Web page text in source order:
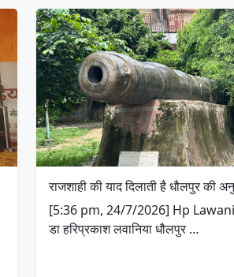
राजशाही की याद दिलाती है धौलपुर की
[5:36 pm, 24/7/2026] Hp
डा हरिप्रकाश लवानिया धौलपुर …